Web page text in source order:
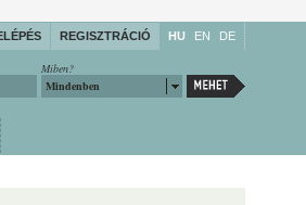
REGISZTRÁCIÓ HU EN DE
Miben?
Mindenben